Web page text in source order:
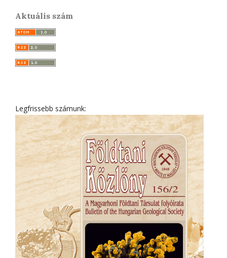
Aktuális szám
Legfrissebb számunk: